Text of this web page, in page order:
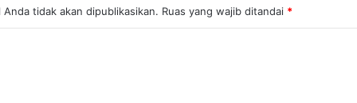
Anda tidak akan dipublikasikan. Ruas yang wajib ditandai *